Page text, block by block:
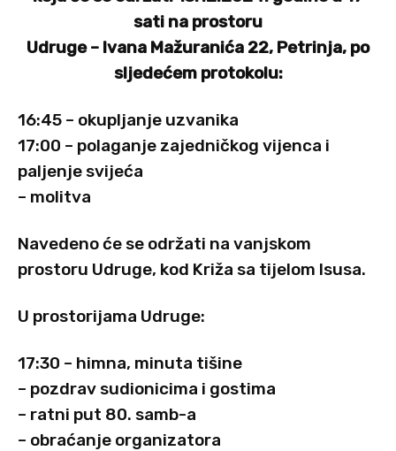
sati na prostoru
Udruge – Ivana Mažuranića 22, Petrinja, po
sljedećem protokolu:
16:45 – okupljanje uzvanika
17:00 – polaganje zajedničkog vijenca i
paljenje svijeća
– molitva
Navedeno će se održati na vanjskom
prostoru Udruge, kod Križa sa tijelom Isusa.
U prostorijama Udruge:
17:30 – himna, minuta tišine
– pozdrav sudionicima i gostima
– ratni put 80. samb-a
– obraćanje organizatora